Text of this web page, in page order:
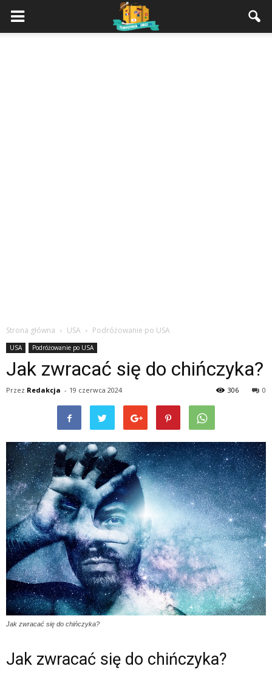
Strona główna USA Podróżowanie po USA
USA Podróżowanie po USA
Jak zwracać się do chińczyka?
Przez Redakcja - 19 czerwca 2024 0
306
Jak zwracać się do chińczyka?
Jak zwracać się do chińczyka?